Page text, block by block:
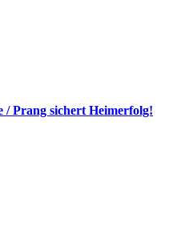
/ Prang sichert Heimerfolg!